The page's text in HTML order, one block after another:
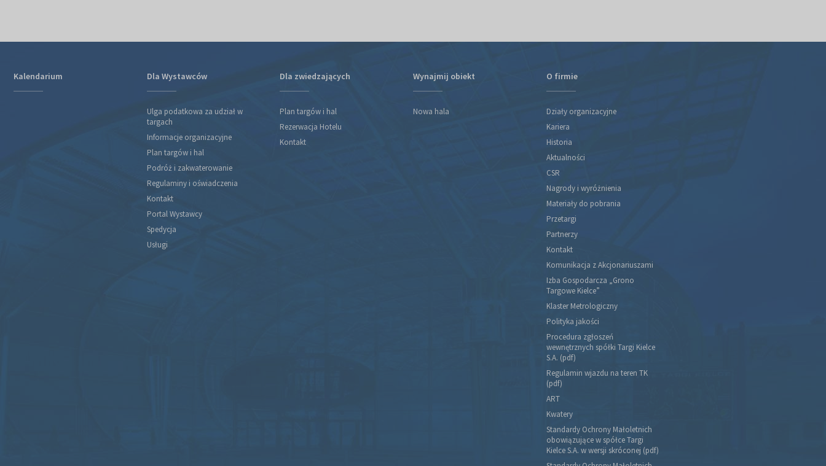
Kalendarium Dla Wystawców
Ulga podatkowa za udział w
targach
Informacje organizacyjne
Plan targów i hal
Podróż i zakwaterowanie
Regulaminy i oświadczenia
Kontakt
Portal Wystawcy
Spedycja
Usługi
Dla zwiedzających
Plan targów i hal
Rezerwacja Hotelu
Kontakt
Wynajmij obiekt
Nowa hala
O firmie
Działy organizacyjne
Kariera
Historia
Aktualności
CSR
Nagrody i wyróżnienia
Materiały do pobrania
Przetargi
Partnerzy
Kontakt
Komunikacja z Akcjonariuszami
Izba Gospodarcza „Grono
Targowe Kielce”
Klaster Metrologiczny
Polityka jakości
Procedura zgłoszeń
wewnętrznych spółki Targi Kielce
S.A. (pdf)
Regulamin wjazdu na teren TK
(pdf)
ART
Kwatery
Standardy Ochrony Małoletnich
obowiązujące w spółce Targi
Kielce S.A. w wersji skróconej (pdf)